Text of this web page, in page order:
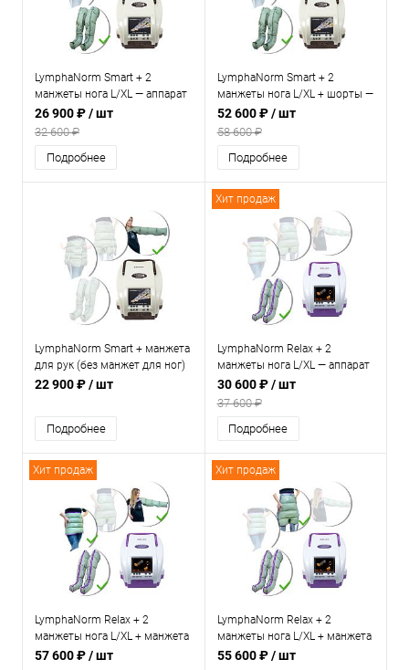
LymphaNorm Smart + 2
манжеты нога L/XL — аппарат
для прессотерапии и
лимфодренажа для дома
26 900 ₽/ шт
32 600 ₽
Подробнее
LymphaNorm Smart + 2
манжеты нога L/XL + шорты —
аппарат для прессотерапии и
лимфодренажа для дома
52 600 ₽/ шт
58 600 ₽
Подробнее
LymphaNorm Smart + манжета
для рук (без манжет для ног)
— аппарат для прессотерапии
22 900 ₽/ шт
Подробнее
Хит продаж
LymphaNorm Relax + 2
манжеты нога L/XL — аппарат
для прессотерапии и
лимфодренажа для дома
30 600 ₽/ шт
37 600 ₽
Подробнее
Хит продаж
LymphaNorm Relax + 2
манжеты нога L/XL + манжета
рука + манжета талия XL/XXL
57 600 ₽/ шт
Хит продаж
LymphaNorm Relax + 2
манжеты нога L/XL + манжета
шорты — аппарат для
55 600 ₽/ шт